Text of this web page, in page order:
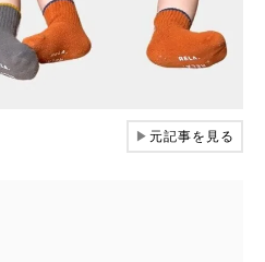
▶元記事を見る